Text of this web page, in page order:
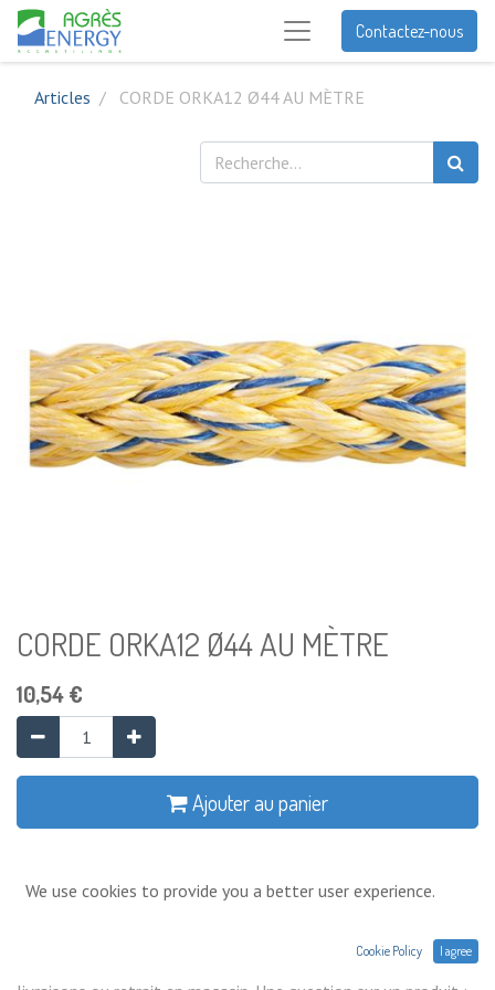
Contactez-nous
Articles CORDE ORKA12 Ø44 AU MÈTRE
CORDE ORKA12 Ø44 AU MÈTRE
10,54€
Ajouter au panier
Prix exprimés Hors TVA. Expéditions,
We use cookies to provide you a better user experience.
Cookie Policy I agree